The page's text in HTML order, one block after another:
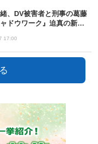
、DV被害者と刑事の葛藤
ドウワーク』迫真の新場
17:00